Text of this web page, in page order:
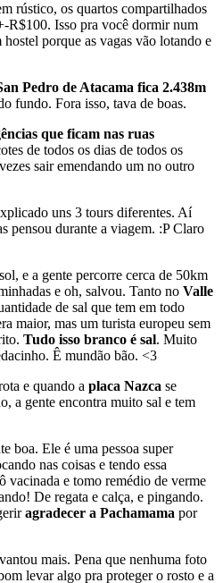
rústico, os quartos compartilhados
R$100. Isso pra você dormir num
porque as vagas vão lotando e
Pedro de Atacama fica 2.438m
fundo. Fora isso, tava de boas.
que ficam nas ruas
de todos os dias de todos os
sair emendando um no outro
uns 3 tours diferentes. Aí
pensou durante a viagem. :P Claro
e a gente percorre cerca de 50km
e oh, salvou. Tanto no Valle
de sal que tem em todo
maior, mas um turista europeu sem
Tudo isso branco é sal. Muito
Ê mundão bão. <3
e quando a placa Nazca se
a gente encontra muito sal e tem
boa. Ele é uma pessoa super
nas coisas e tendo essa
vacinada e tomo remédio de verme
De regata e calça, e pingando.
agradecer a Pachamama por
mais. Pena que nenhuma foto
levar algo pra proteger o rosto e a